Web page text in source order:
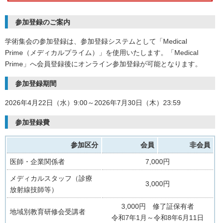
参加登録のご案内
学術集会の参加登録は、参加登録システムとして「Medical
Prime（メディカルプライム）」を使用いたします。「Medical
Prime」へ会員登録後にオンライン参加登録が可能となります。
参加登録期間
2026年4月22日（水）9:00～2026年7月30日（木）23:59
参加登録費
参加区分 会員 非会員
医師・企業関係者 7,000円
メディカルスタッフ（診療
放射線技師等）
3,000円
地域別教育研修会受講者
3,000円 修了証保有者
令和7年1月～令和8年6月11日